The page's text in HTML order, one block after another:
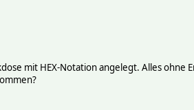
mit HEX-Notation angelegt. Alles ohne